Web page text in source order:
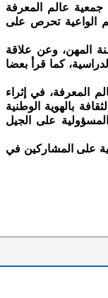
جمعية عالم المعرفة
الواعية تحرص على
المهن، وعن علاقة
كما قرأ بعضا
المعرفة، في إثراء
بالهوية الوطنية
على الجيل
على المشاركين في